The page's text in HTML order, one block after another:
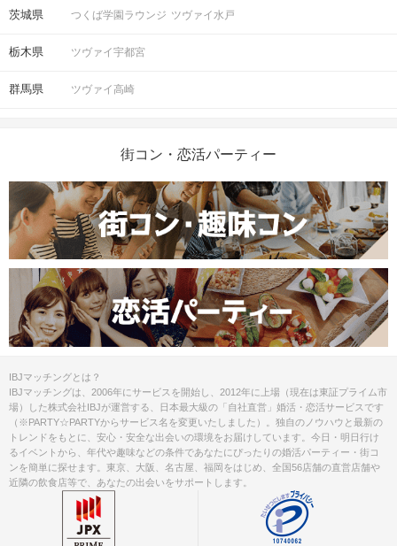
茨城県 つくば学園ラウンジ ツヴァイ水戸
栃木県 ツヴァイ宇都宮
群馬県 ツヴァイ高崎
街コン・恋活パーティー
IBJマッチングとは？
IBJマッチングは、2006年にサービスを開始し、2012年に上場（現在は東証プライム市
場）した株式会社IBJが運営する、日本最大級の「自社直営」婚活・恋活サービスです
（※PARTY☆PARTYからサービス名を変更いたしました）。独自のノウハウと最新の
トレンドをもとに、安心・安全な出会いの環境をお届けしています。今日・明日行け
るイベントから、年代や趣味などの条件であなたにぴったりの婚活パーティー・街コ
ンを簡単に探せます。東京、大阪、名古屋、福岡をはじめ、全国56店舗の直営店舗や
近隣の飲食店等で、あなたの出会いをサポートします。